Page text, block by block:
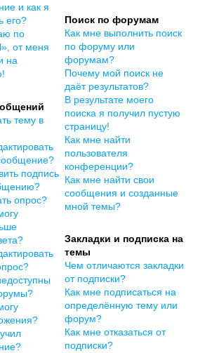
и как я
его?
по
от меня
на
тему в
подпись
опрос?
Поиск по форумам
Как мне выполнить поиск
по форуму или
форумам?
Почему мой поиск не
даёт результатов?
В результате моего
поиска я получил пустую
страницу!
Как мне найти
пользователя
конференции?
Как мне найти свои
сообщения и созданные
мной темы?
Закладки и подписка на
темы
Чем отличаются закладки
от подписки?
Как мне подписаться на
определённую тему или
форум?
Как мне отказаться от
подписки?